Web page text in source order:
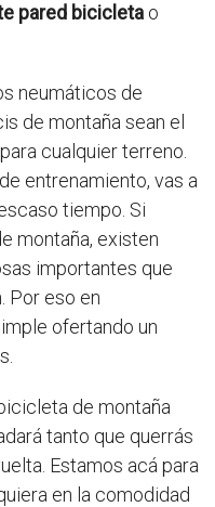
pared bicicleta o
neumáticos de
de montaña sean el
cualquier terreno.
entrenamiento, vas a
tiempo. Si
montaña, existen
importantes que
Por eso en
ofertando un
de montaña
tanto que querrás
Estamos acá para
en la comodidad